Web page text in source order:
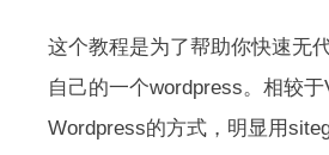
这个教程是为了帮助你快速无
自己的一个wordpress。相较于
Wordpress的方式，明显用